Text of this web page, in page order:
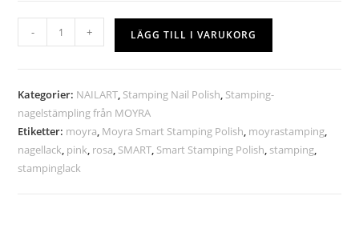
- + LÄGG TILL I VARUKORG
Kategorier: NAILART, Stamping Nail Polish, Stamping-
nagelstämpling från MOYRA
Etiketter: moyra, Moyra Smart Stamping Polish, moyrastamping,
nagellack, pink, rosa, SMART, Smart Stamping Polish, stamping,
stampinglack